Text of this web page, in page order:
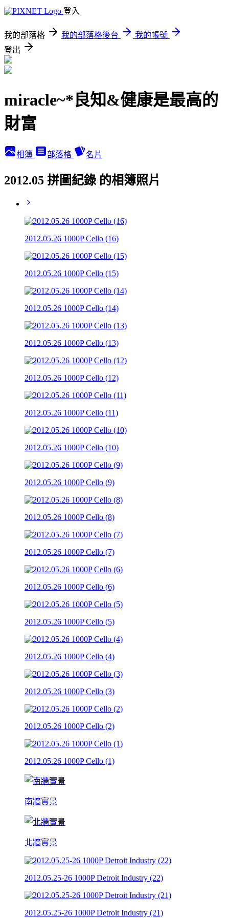
登入
我的部落格 我的部落格後台
我的帳號
登出
miracle~*良知&健康是最高的
財富
相簿 部落格 名片
2012.05 拼圖紀錄 的相簿照片
2012.05.26 1000P Cello (16)
2012.05.26 1000P Cello (15)
2012.05.26 1000P Cello (14)
2012.05.26 1000P Cello (13)
2012.05.26 1000P Cello (12)
2012.05.26 1000P Cello (11)
2012.05.26 1000P Cello (10)
2012.05.26 1000P Cello (9)
2012.05.26 1000P Cello (8)
2012.05.26 1000P Cello (7)
2012.05.26 1000P Cello (6)
2012.05.26 1000P Cello (5)
2012.05.26 1000P Cello (4)
2012.05.26 1000P Cello (3)
2012.05.26 1000P Cello (2)
2012.05.26 1000P Cello (1)
南牆實景
北牆實景
2012.05.25-26 1000P Detroit Industry (22)
2012.05.25-26 1000P Detroit Industry (21)